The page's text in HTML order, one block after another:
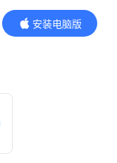
安装电脑版
内容更精彩